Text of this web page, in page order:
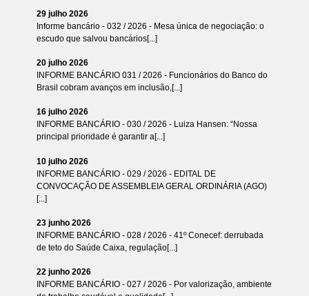
29 julho 2026
Informe bancário - 032 / 2026 - Mesa única de negociação: o
escudo que salvou bancários[...]
20 julho 2026
INFORME BANCÁRIO 031 / 2026 - Funcionários do Banco do
Brasil cobram avanços em inclusão,[...]
16 julho 2026
INFORME BANCÁRIO - 030 / 2026 - Luiza Hansen: “Nossa
principal prioridade é garantir a[...]
10 julho 2026
INFORME BANCÁRIO - 029 / 2026 - EDITAL DE
CONVOCAÇÃO DE ASSEMBLEIA GERAL ORDINÁRIA (AGO)
[...]
23 junho 2026
INFORME BANCÁRIO - 028 / 2026 - 41º Conecef: derrubada
de teto do Saúde Caixa, regulação[...]
22 junho 2026
INFORME BANCÁRIO - 027 / 2026 - Por valorização, ambiente